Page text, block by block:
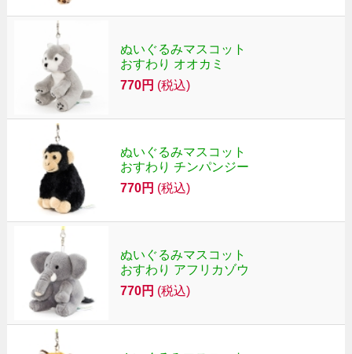
ぬいぐるみマスコット
おすわり オオカミ
770円 (税込)
ぬいぐるみマスコット
おすわり チンパンジー
770円 (税込)
ぬいぐるみマスコット
おすわり アフリカゾウ
770円 (税込)